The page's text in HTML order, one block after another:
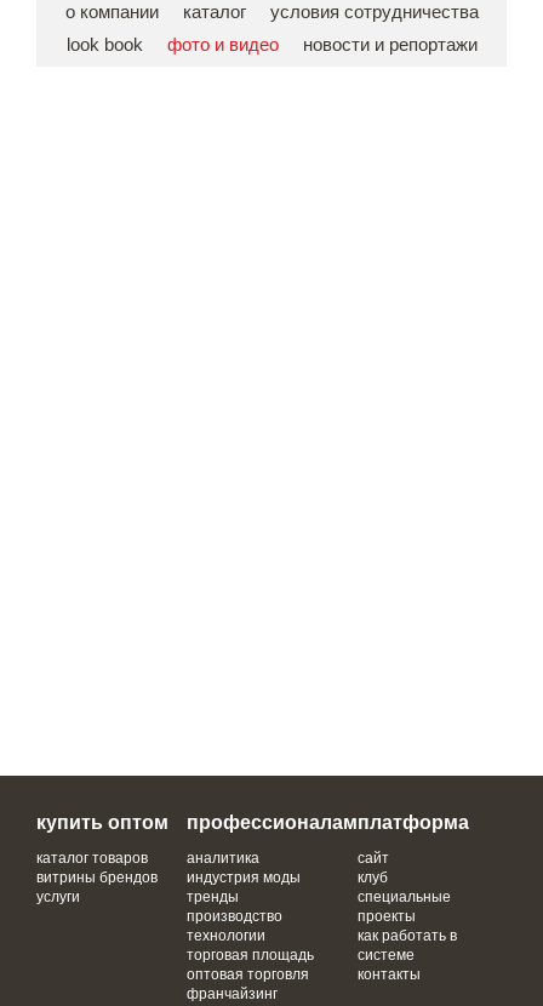
о компании каталог
условия сотрудничества
look book
фото и видео новости и репортажи
купить оптом
каталог товаров
витрины брендов
услуги
профессионалам
аналитика
индустрия моды
тренды
производство
технологии
торговая площадь
оптовая торговля
франчайзинг
платформа
сайт
клуб
специальные
проекты
как работать в
системе
контакты